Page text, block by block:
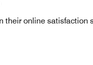
their online satisfaction